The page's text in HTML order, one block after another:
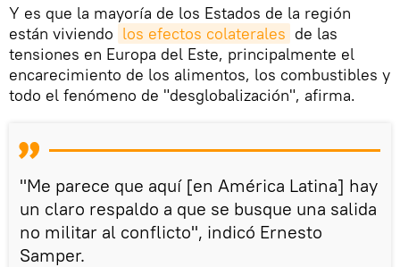
Y es que la mayoría de los Estados de la región
están viviendo los efectos colaterales de las
tensiones en Europa del Este, principalmente el
encarecimiento de los alimentos, los combustibles y
todo el fenómeno de "desglobalización", afirma.
"Me parece que aquí [en América Latina] hay
un claro respaldo a que se busque una salida
no militar al conflicto", indicó Ernesto
Samper.